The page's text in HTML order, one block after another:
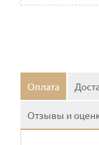
Оплата
Отзывы и